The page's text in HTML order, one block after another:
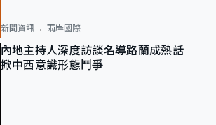
新聞資訊 兩岸國際
內地主持人深度訪談名導路蘭成熱話
掀中西意識形態鬥爭